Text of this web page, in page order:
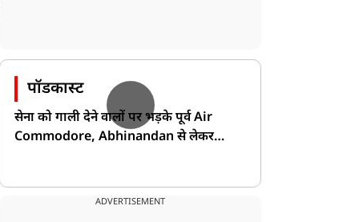
पॉडकास्ट
सेना को गाली देने वालों पर भड़के पूर्व Air
Commodore, Abhinandan से लेकर
ADVERTISEMENT